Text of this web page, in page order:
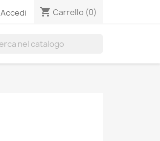
Accedi shopping_cart Carrello (0)